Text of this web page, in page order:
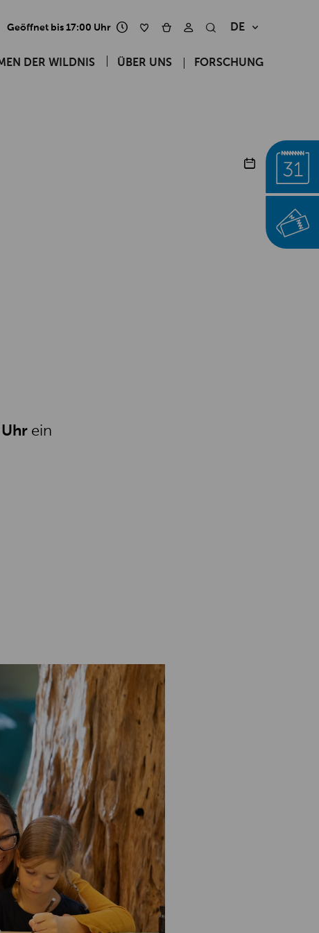
Geöffnet bis 17:00 Uhr DE
DER WILDNIS ÜBER UNS FORSCHUNG
ein